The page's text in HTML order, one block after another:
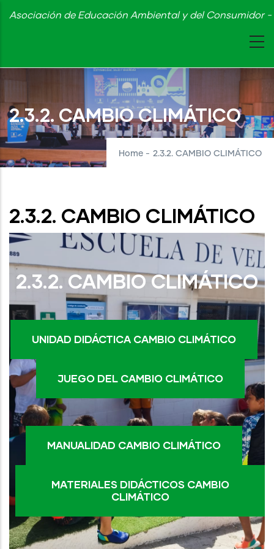
Skip
content
Asociación de Educación Ambiental y del Consumidor
2.3.2. CAMBIO CLIMÁTICO
Home - 2.3.2. CAMBIO CLIMÁTICO
2.3.2. CAMBIO CLIMÁTICO
2.3.2. CAMBIO CLIMÁTICO
UNIDAD DIDÁCTICA CAMBIO CLIMÁTICO
JUEGO DEL CAMBIO CLIMÁTICO
MANUALIDAD CAMBIO CLIMÁTICO
MATERIALES DIDÁCTICOS CAMBIO
CLIMÁTICO